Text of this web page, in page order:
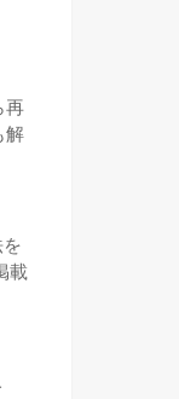
再
解
載